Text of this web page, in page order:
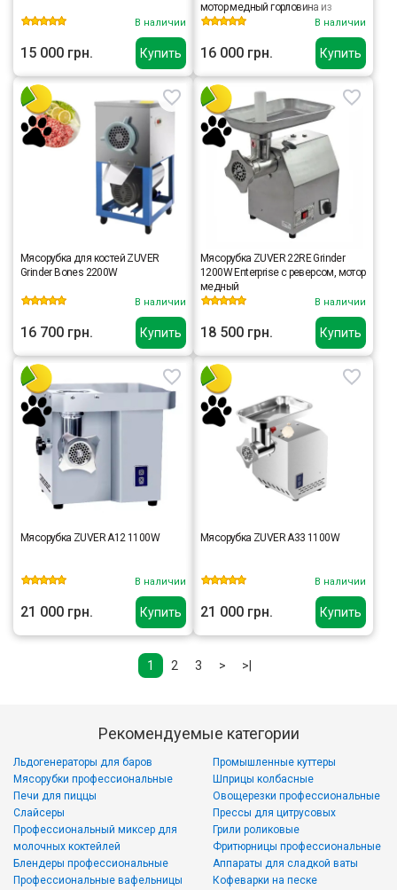
Купить
В наличии
15 000 грн. Купить
мотор медный горловина из
нержавеющей стали
В наличии
16 000 грн.
Купить
Мясорубка для костей ZUVER
Grinder Bones 2200W
В наличии
16 700 грн. Купить
Мясорубка ZUVER 22RE Grinder
1200W Enterprise с реверсом, мотор
медный
В наличии
18 500 грн.
Купить
Мясорубка ZUVER A12 1100W
В наличии
21 000 грн. Купить
Мясорубка ZUVER A33 1100W
В наличии
21 000 грн.
1 2 3 > >|
Рекомендуемые категории
Льдогенераторы для баров
Мясорубки профессиональные
Печи для пиццы
Слайсеры
Промышленные куттеры
Шприцы колбасные
Овощерезки профессиональные
Прессы для цитрусовых
Профессиональный миксер для
молочных коктейлей
Блендеры профессиональные
Профессиональные вафельницы
Грили роликовые
Фритюрницы профессиональные
Аппараты для сладкой ваты
Кофеварки на песке